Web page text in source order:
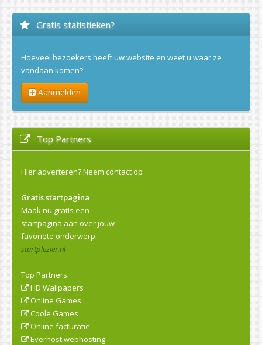
Gratis statistieken?
Hoeveel bezoekers heeft uw website en weet u waar ze
vandaan komen?
Aanmelden
Top Partners
Hier adverteren?Neem contact op
Gratis startpagina
Maak nu gratis een
startpagina aan over jouw
favoriete onderwerp.
startplezier.nl
Top Partners:
HD Wallpapers
Online Games
Coole Games
Online facturatie
Everhost webhosting